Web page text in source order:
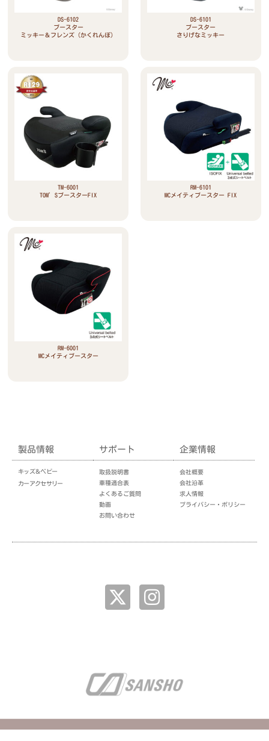
DS-6102
ブースター
ミッキー＆フレンズ（かくれんぼ）
DS-6101
ブースター
さりげなミッキー
TM-6001
TOM’SブースターFIX
RM-6101
MCメイティブースター FIX
RM-6001
MCメイティブースター
製品情報
キッズ＆ベビー
カーアクセサリー
サポート
取扱説明書
車種適合表
よくあるご質問
動画
お問い合わせ
企業情報
会社概要
会社沿革
求人情報
プライバシー・ポリシー